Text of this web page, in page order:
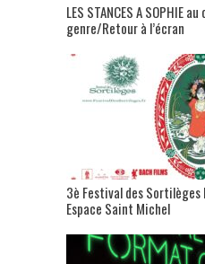
LES STANCES A SOPHIE
genre/Retour à l’écran
3è Festival des
Espace Saint Michel